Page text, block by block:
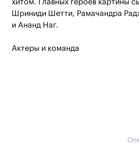
хитом. Главных героев картины
Шриниди Шетти, Рамачандра
и Ананд Наг.
Актеры и команда